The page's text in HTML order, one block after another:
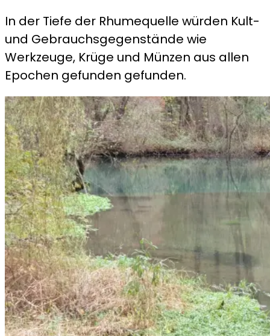
In der Tiefe der Rhumequelle würden Kult-
und Gebrauchsgegenstände wie
Werkzeuge, Krüge und Münzen aus allen
Epochen gefunden gefunden.